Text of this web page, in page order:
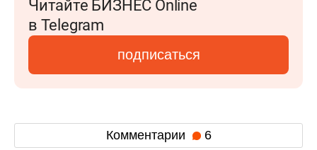
Читайте БИЗНЕС Online
в Telegram
подписаться
Комментарии 6